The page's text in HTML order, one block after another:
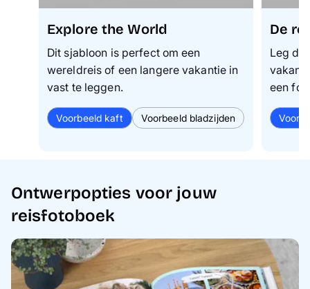
Explore the World
Dit sjabloon is perfect om een
wereldreis of een langere vakantie in
vast te leggen.
Voorbeeld kaft Voorbeeld bladzijden
De
Leg de
een
Ontwerpopties voor jouw
reisfotoboek